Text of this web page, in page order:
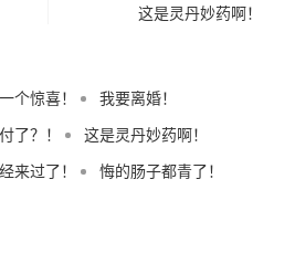
这是灵丹妙药啊！
个惊喜！
我要离婚！
了？！
这是灵丹妙药啊！
来过了！
悔的肠子都青了！